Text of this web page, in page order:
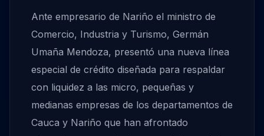
Ante empresario de Nariño el ministro de
Comercio, Industria y Turismo, Germán
Umaña Mendoza, presentó una nueva línea
especial de crédito diseñada para respaldar
con liquidez a las micro, pequeñas y
medianas empresas de los departamentos de
Cauca y Nariño que han afrontado